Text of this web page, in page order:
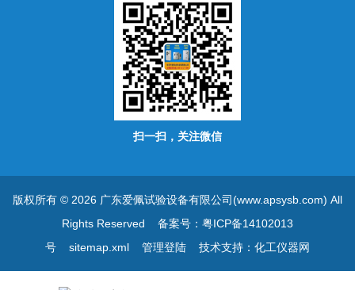
扫一扫，关注微信
版权所有 © 2026 广东爱佩试验设备有限公司(www.apsysb.com) All
Rights Reserved 备案号：粤ICP备14102013
号
sitemap.xml 管理登陆技术支持： 化工仪器网